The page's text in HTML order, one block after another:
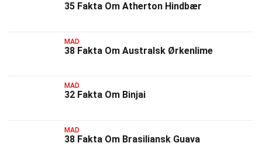
35 Fakta Om Atherton Hindbær
MAD
38 Fakta Om Australsk Ørkenlime
MAD
32 Fakta Om Binjai
MAD
38 Fakta Om Brasiliansk Guava